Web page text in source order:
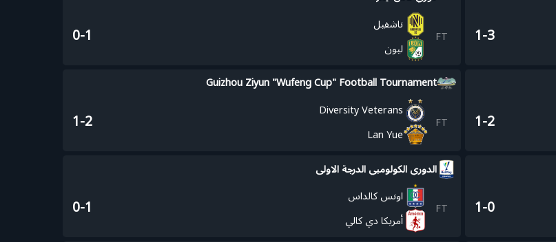
1-3
FT
ناشفيل
ليون
0-1
1-2
Guizhou Ziyun "Wufeng Cup" Football Tournament
FT
Diversity Veterans
Lan Yue
1-2
1-0
الدوري الكولومبي الدرجة الاولى
FT
اونس كالداس
أمريكا دي كالي
0-1